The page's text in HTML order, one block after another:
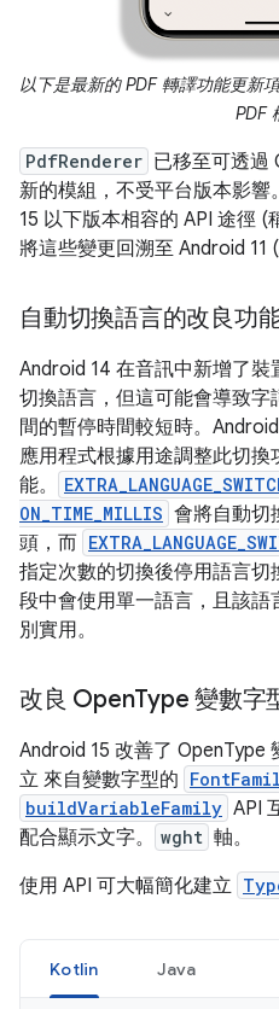
以下是最新的 PDF 轉譯功能更新
PDF
PdfRenderer 已移至可透過
新的模組，不受平台版本影
15 以下版本相容的 API 途徑 (
將這些變更回溯至 Android 11
自動切換語言的改良功
Android 14 在音訊中新增了
切換語言，但這可能會導致
間的暫停時間較短時。
應用程式根據用途調整此切換
能。
ON_TIME_MILLIS 會將自動切
頭，而
指定次數的切換後停用語言
段中會使用單一語言，且該
別實用。
改良 OpenType 變數字
Android 15 改善了 OpenType
立 來自變數字型的
buildVariableFamily API
配合顯示文字。
wght 軸。
使用 API 可大幅簡化建立
Kotlin Java